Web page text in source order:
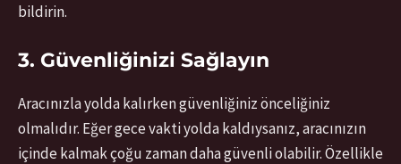
bildirin.
3. Güvenliğinizi Sağlayın
Aracınızla yolda kalırken güvenliğiniz önceliğiniz
olmalıdır. Eğer gece vakti yolda kaldıysanız, aracınızın
içinde kalmak çoğu zaman daha güvenli olabilir. Özellikle